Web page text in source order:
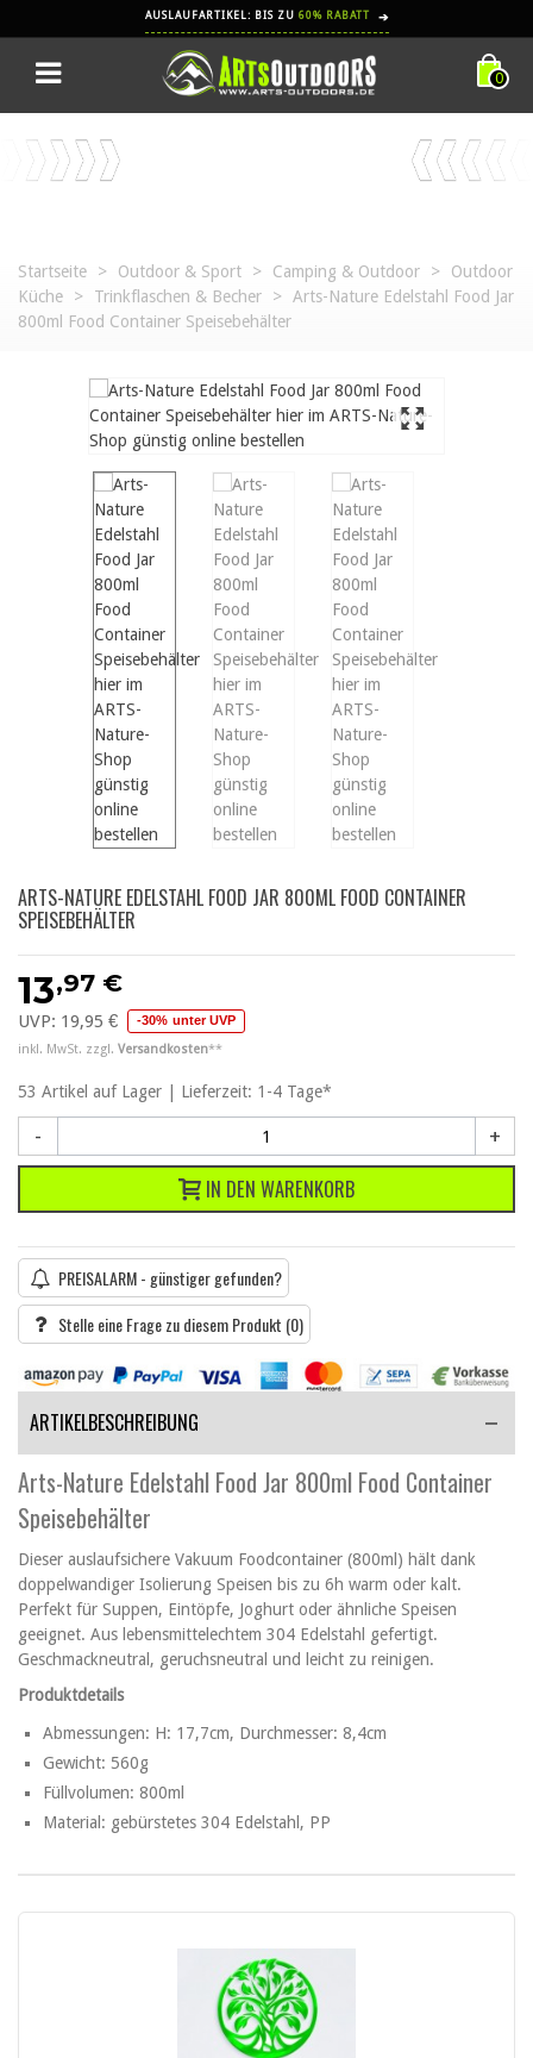
AUSLAUFARTIKEL: BIS ZU 60% RABATT ➔
0
Startseite > Outdoor & Sport > Camping & Outdoor >
Outdoor
Küche
> Trinkflaschen & Becher >
Arts-Nature Edelstahl Food Jar
800ml Food Container Speisebehälter
ARTS-NATURE EDELSTAHL FOOD JAR 800ML FOOD CONTAINER
SPEISEBEHÄLTER
13,97 €
UVP: 19,95 € -30% unter UVP
inkl. MwSt. zzgl. Versandkosten**
53 Artikel auf Lager | Lieferzeit: 1-4 Tage*
- +
IN DEN WARENKORB
PREISALARM - günstiger gefunden?
Stelle eine Frage zu diesem Produkt (0)
ARTIKELBESCHREIBUNG
Arts-Nature Edelstahl Food Jar 800ml Food Container
Speisebehälter
Dieser auslaufsichere Vakuum Foodcontainer (800ml) hält dank
doppelwandiger Isolierung Speisen bis zu 6h warm oder kalt.
Perfekt für Suppen, Eintöpfe, Joghurt oder ähnliche Speisen
geeignet. Aus lebensmittelechtem 304 Edelstahl gefertigt.
Geschmackneutral, geruchsneutral und leicht zu reinigen.
Produktdetails
Abmessungen: H: 17,7cm, Durchmesser: 8,4cm
Gewicht: 560g
Füllvolumen: 800ml
Material: gebürstetes 304 Edelstahl, PP